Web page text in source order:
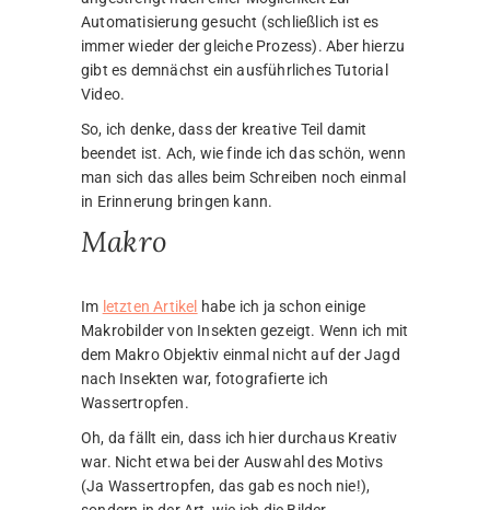
Automatisierung gesucht (schließlich ist es
immer wieder der gleiche Prozess). Aber hierzu
gibt es demnächst ein ausführliches Tutorial
Video.
So, ich denke, dass der kreative Teil damit
beendet ist. Ach, wie finde ich das schön, wenn
man sich das alles beim Schreiben noch einmal
in Erinnerung bringen kann.
Makro
Im letzten Artikel habe ich ja schon einige
Makrobilder von Insekten gezeigt. Wenn ich mit
dem Makro Objektiv einmal nicht auf der Jagd
nach Insekten war, fotografierte ich
Wassertropfen.
Oh, da fällt ein, dass ich hier durchaus Kreativ
war. Nicht etwa bei der Auswahl des Motivs
(Ja Wassertropfen, das gab es noch nie!),